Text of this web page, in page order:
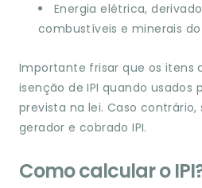
Energia elétrica,
combustíveis e minerais do
Importante frisar que os itens
isenção de IPI quando usados
prevista na lei. Caso
gerador e cobrado IPI.
Como calcular o